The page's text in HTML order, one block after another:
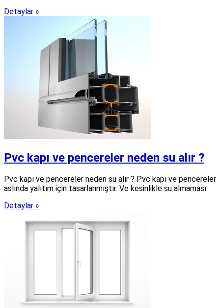
Detaylar »
Pvc kapı ve pencereler neden su alır ?
Pvc kapı ve pencereler neden su alır ? Pvc kapı ve pencereler
aslında yalıtım için tasarlanmıştır. Ve kesinlikle su almaması
Detaylar »